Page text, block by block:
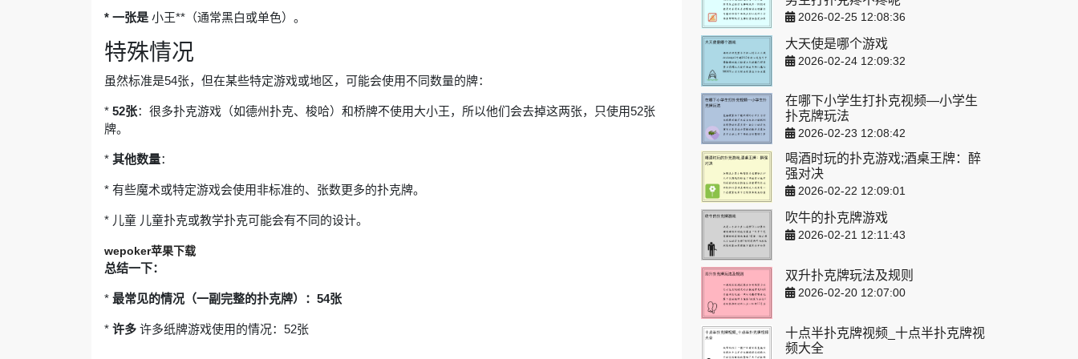
* 一张是 小王**（通常黑白或单色）。
特殊情况
虽然标准是54张，但在某些特定游戏或地区，可能会使用不同数量的牌：
* 52张：很多扑克游戏（如德州扑克、梭哈）和桥牌不使用大小王，所以他们会去掉这两张，只使用52张
牌。
* 其他数量：
* 有些魔术或特定游戏会使用非标准的、张数更多的扑克牌。
* 儿童 儿童扑克或教学扑克可能会有不同的设计。
wepoker苹果下载
总结一下：
* 最常见的情况（一副完整的扑克牌）：54张
* 许多 许多纸牌游戏使用的情况：52张
2026-02-25 12:08:36
大天使是哪个游戏
2026-02-24 12:09:32
在哪下小学生打扑克视频—小学生
扑克牌玩法
2026-02-23 12:08:42
喝酒时玩的扑克游戏;酒桌王牌：醉
强对决
2026-02-22 12:09:01
吹牛的扑克牌游戏
2026-02-21 12:11:43
双升扑克牌玩法及规则
2026-02-20 12:07:00
十点半扑克牌视频_十点半扑克牌视
频大全